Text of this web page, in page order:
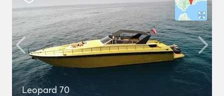
Leopard 70